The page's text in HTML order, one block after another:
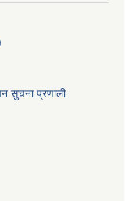
सुचना प्रणाली